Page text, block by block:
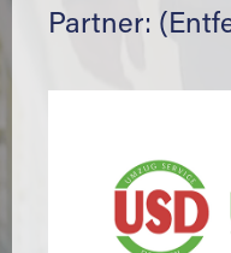
Partner: